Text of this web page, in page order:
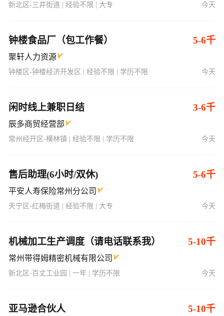
新北区-三井街道 | 经验不限 | 大专 今天
钟楼食品厂（包工作餐） 5-6千
聚轩人力资源
钟楼区-钟楼经济开发区 | 经验不限 | 学历不限 今天
闲时线上兼职日结 3-6千
辰多商贸经营部
常州经开区-横林镇 | 经验不限 | 学历不限 今天
售后助理(6小时/双休) 5-6千
平安人寿保险常州分公司
天宁区-红梅街道 | 经验不限 | 大专 今天
机械加工生产调度（请电话联系我） 5-10千
常州带得姆精密机械有限公司
新北区-百丈工业园 | 一年 | 学历不限 今天
亚马逊合伙人 5-10千